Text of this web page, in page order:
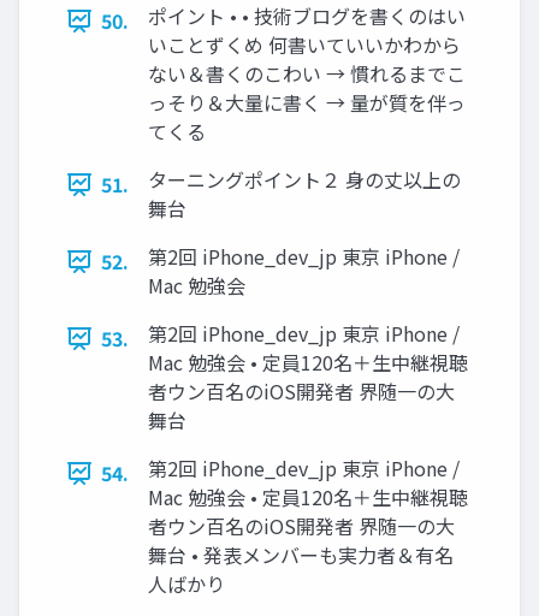
50.
ポイント • • 技術ブログを書くのはい
いことずくめ 何書いていいかわから
ない＆書くのこわい → 慣れるまでこ
っそり＆大量に書く → 量が質を伴っ
てくる
51.
ターニングポイント２ 身の丈以上の
舞台
52.
第2回 iPhone_dev_jp 東京 iPhone /
Mac 勉強会
53.
第2回 iPhone_dev_jp 東京 iPhone /
Mac 勉強会 • 定員120名＋生中継視聴
者ウン百名のiOS開発者 界随一の大
舞台
54.
第2回 iPhone_dev_jp 東京 iPhone /
Mac 勉強会 • 定員120名＋生中継視聴
者ウン百名のiOS開発者 界随一の大
舞台 • 発表メンバーも実力者＆有名
人ばかり